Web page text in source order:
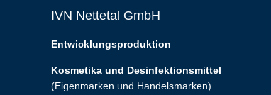
IVN Nettetal GmbH
Entwicklungsproduktion
Kosmetika und Desinfektionsmittel
(Eigenmarken und Handelsmarken)